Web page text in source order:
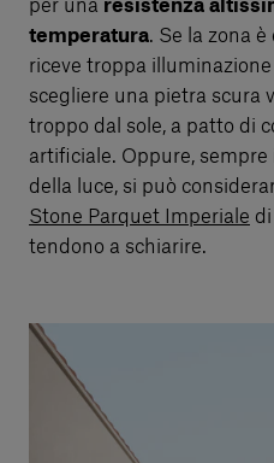
per una resistenza
temperatura. Se la zona
riceve troppa
scegliere una pietra scura
troppo dal sole, a patto di
artificiale. Oppure, sempre
della luce, si può
Stone Parquet Imperiale
tendono a schiarire.